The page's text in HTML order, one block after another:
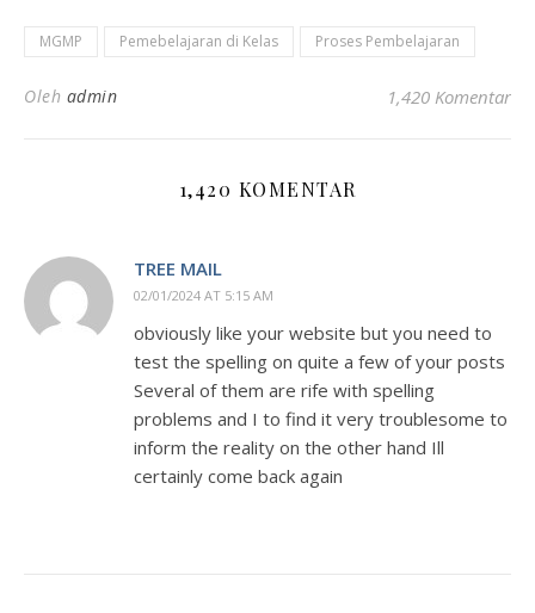
MGMP Pemebelajaran di Kelas Proses Pembelajaran
Oleh admin 1,420 Komentar
1,420 KOMENTAR
TREE MAIL
02/01/2024 AT 5:15 AM
obviously like your website but you need to
test the spelling on quite a few of your posts
Several of them are rife with spelling
problems and I to find it very troublesome to
inform the reality on the other hand Ill
certainly come back again